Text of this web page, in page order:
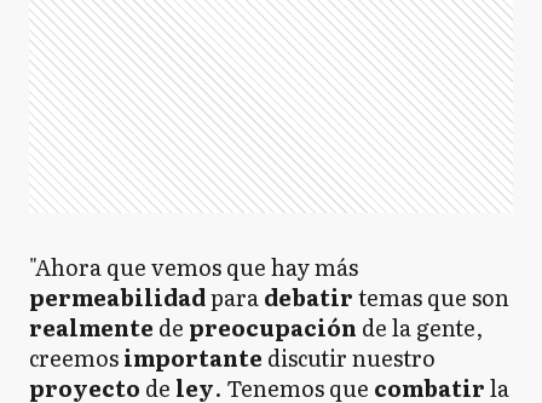
"Ahora que vemos que hay más
permeabilidadparadebatirtemas que son
realmente de preocupación de la gente,
creemosimportante discutir nuestro
proyecto de ley. Tenemos que combatirla